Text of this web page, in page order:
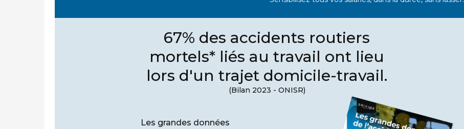
67% des accidents routiers
mortels* liés au travail ont lieu
lors d'un trajet domicile-travail.
(Bilan 2023 - ONISR)
Les grandes données